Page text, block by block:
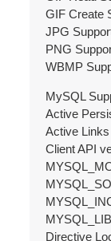
GIF Create
JPG
PNG
WBMP
MySQL
Active
Active
Client API
Directive